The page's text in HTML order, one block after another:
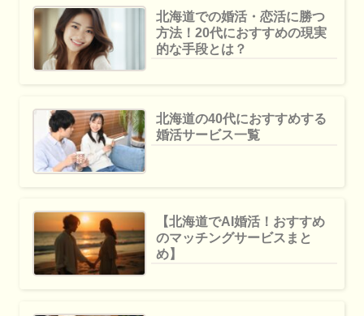
北海道での婚活・恋活に勝つ
方法！20代におすすめの現実
的な手段とは？
北海道の40代におすすめする
婚活サービス一覧
【北海道でAI婚活！おすすめ
のマッチングサービスまと
め】